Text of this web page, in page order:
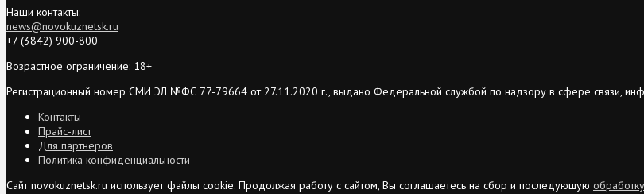
Наши контакты:
news@novokuznetsk.ru
+7 (3842) 900-800
Возрастное ограничение: 18+
Регистрационный номер СМИ ЭЛ №ФС 77-79664 от 27.11.2020 г., выдано Федеральной службой по надзору в сфере связи,
Контакты
Прайс-лист
Для партнеров
Политика конфиденциальности
Сайт novokuznetsk.ru использует файлы cookie. Продолжая работу с сайтом, Вы соглашаетесь на сбор и последующую